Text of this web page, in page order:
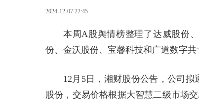
2024-12-07 22:45
本周A股舆情榜整理了达威股份
份、金沃股份、宝馨科技和广道数字共
12月5日，湘财股份公告，公司
股份，交易价格根据大智慧二级市场